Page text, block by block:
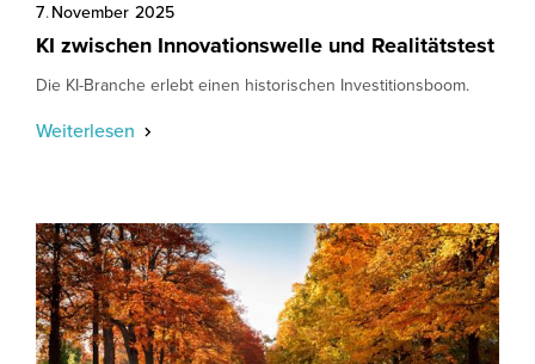
7.November 2025
KI zwischen Innovationswelle und Realitätstest
Die KI-Branche erlebt einen historischen Investitionsboom.
Weiterlesen